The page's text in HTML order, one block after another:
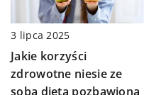
3 lipca 2025
Jakie korzyści
zdrowotne niesie ze
sobą dieta pozbawiona